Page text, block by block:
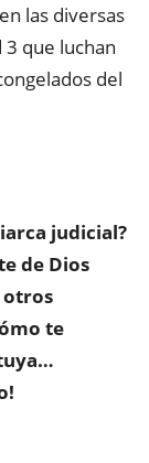
las diversas
que luchan
del
judicial?
de Dios
otros
te